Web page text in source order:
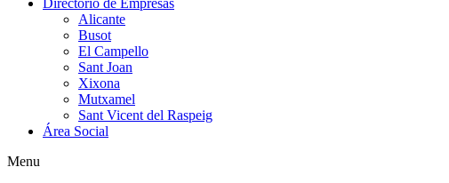
Directorio de Empresas
Alicante
Busot
El Campello
Sant Joan
Xixona
Mutxamel
Sant Vicent del Raspeig
Área Social
Menu